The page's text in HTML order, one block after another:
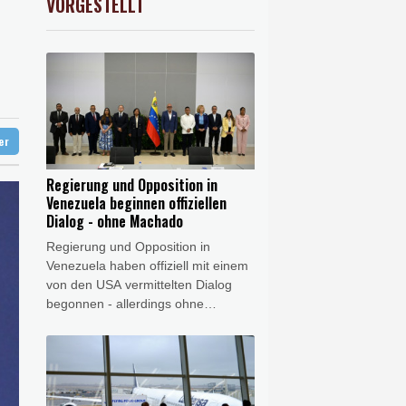
Vergeltung an
Vergeltung an
0.06%
Regierung und Opposition in
Venezuela beginnen offiziellen
Dialog - ohne Machado
Regierung und Opposition in
Venezuela haben offiziell mit einem
von den USA vermittelten Dialog
begonnen - allerdings ohne
Corina Machado. Bei den
Gesprächen solle es um die
Stärkung der Demokratie und die
Garantie politischer Rechte gehen,